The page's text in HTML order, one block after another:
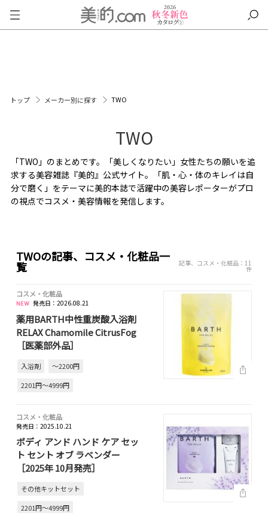
トップ メーカー別に探す TWO
TWO
「TWO」のまとめです。「美しくなりたい」女性たちの願いを追
求する美容雑誌『美的』公式サイト。「肌・心・体のキレイは自
分で磨く」をテーマに美的本誌で活躍中の美容レポーターがプロ
の視点でコスメ・美容情報を発信します。
TWOの記事、コスメ・化粧品一
覧 記事、コスメ・化粧品：11
件
コスメ・化粧品
発売日：2026.08.21
薬用BARTH中性重炭酸入浴剤
RELAX Chamomile CitrusFog
［医薬部外品］
入浴剤
～2200円
2201円～4999円
コスメ・化粧品
発売日：2025.10.21
ボディ アンド ハンド ケア セッ
ト セント オブ ラベンダー
［2025年 10月発売］
その他キットセット
2201円～4999円